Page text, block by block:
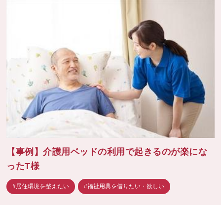
【事例】介護用ベッドの利用で起きるのが楽にな
ったT様
#居住環境を整えたい #福祉用具を借りたい・欲しい